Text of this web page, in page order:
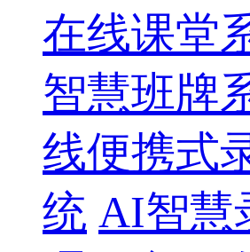
在线课堂
智慧班牌
线便携式
统 AI智慧